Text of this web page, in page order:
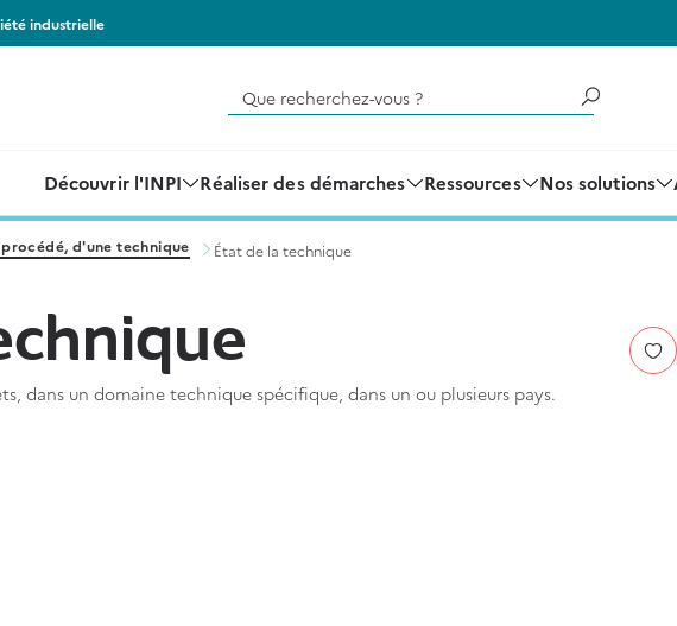
industrielle
Que recherchez-vous ?
Découvrir l'INPI Réaliser des démarches Ressources Nos solutions
d'une technique État de la technique
dans un domaine technique spécifique, dans un ou plusieurs pays.